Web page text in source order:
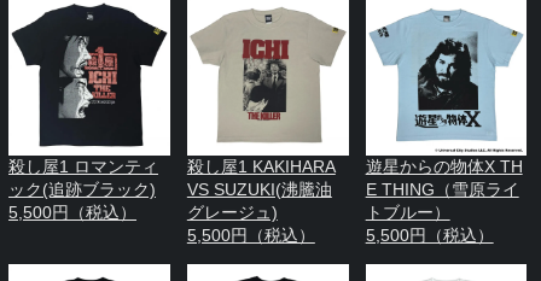
殺し屋1 ロマンティ
ック(追跡ブラック)
5,500円（税込）
殺し屋1 KAKIHARA
VS SUZUKI(沸騰油
グレージュ)
5,500円（税込）
遊星からの物体X TH
E THING（雪原ライ
トブルー）
5,500円（税込）